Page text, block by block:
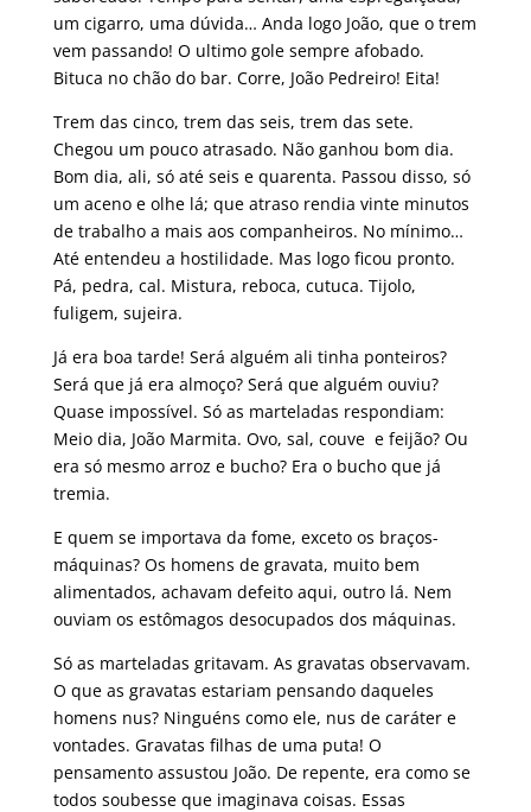
um cigarro, uma dúvida… Anda logo João, que o trem
vem passando! O ultimo gole sempre afobado.
Bituca no chão do bar. Corre, João Pedreiro! Eita!
Trem das cinco, trem das seis, trem das sete.
Chegou um pouco atrasado. Não ganhou bom dia.
Bom dia, ali, só até seis e quarenta. Passou disso, só
um aceno e olhe lá; que atraso rendia vinte minutos
de trabalho a mais aos companheiros. No mínimo…
Até entendeu a hostilidade. Mas logo ficou pronto.
Pá, pedra, cal. Mistura, reboca, cutuca. Tijolo,
fuligem, sujeira.
Já era boa tarde! Será alguém ali tinha ponteiros?
Será que já era almoço? Será que alguém ouviu?
Quase impossível. Só as marteladas respondiam:
Meio dia, João Marmita. Ovo, sal, couve e feijão? Ou
era só mesmo arroz e bucho? Era o bucho que já
tremia.
E quem se importava da fome, exceto os braços-
máquinas? Os homens de gravata, muito bem
alimentados, achavam defeito aqui, outro lá. Nem
ouviam os estômagos desocupados dos máquinas.
Só as marteladas gritavam. As gravatas observavam.
O que as gravatas estariam pensando daqueles
homens nus? Ninguéns como ele, nus de caráter e
vontades. Gravatas filhas de uma puta! O
pensamento assustou João. De repente, era como se
todos soubesse que imaginava coisas. Essas